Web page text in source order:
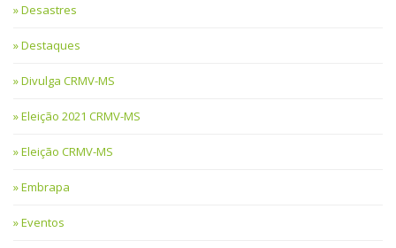
Desastres
Destaques
Divulga CRMV-MS
Eleição 2021 CRMV-MS
Eleição CRMV-MS
Embrapa
Eventos